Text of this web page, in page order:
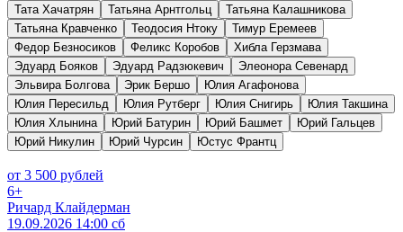
Тата Хачатрян Татьяна Арнтгольц
Татьяна Калашникова
Татьяна Кравченко
Теодосия Нтоку
Тимур Еремеев
Федор Безносиков
Феликс Коробов
Хибла Герзмава
Эдуард Бояков
Эдуард Радзюкевич
Элеонора Севенард
Эльвира Болгова
Эрик Бершо
Юлия Агафонова
Юлия Пересильд
Юлия Рутберг Юлия Снигирь
Юлия Такшина
Юлия Хлынина
Юрий Батурин Юрий Башмет
Юрий Гальцев
Юрий Никулин
Юрий Чурсин Юстус Франтц
от 3 500 рублей
6+
Ричард Клайдерман
19.09.2026 14:00 сб